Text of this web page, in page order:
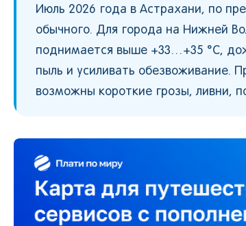
Июль 2026 года в Астрахани, по
обычного. Для города на Нижней
поднимается выше +33…+35 °C,
пыль и усиливать обезвоживание.
возможны короткие грозы, ливни,